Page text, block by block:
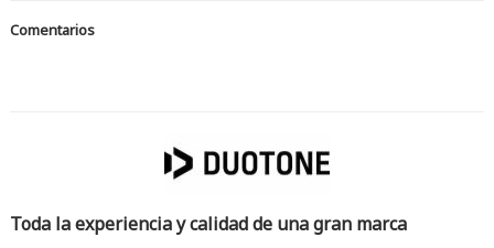
Comentarios
Toda la experiencia y calidad de una gran marca